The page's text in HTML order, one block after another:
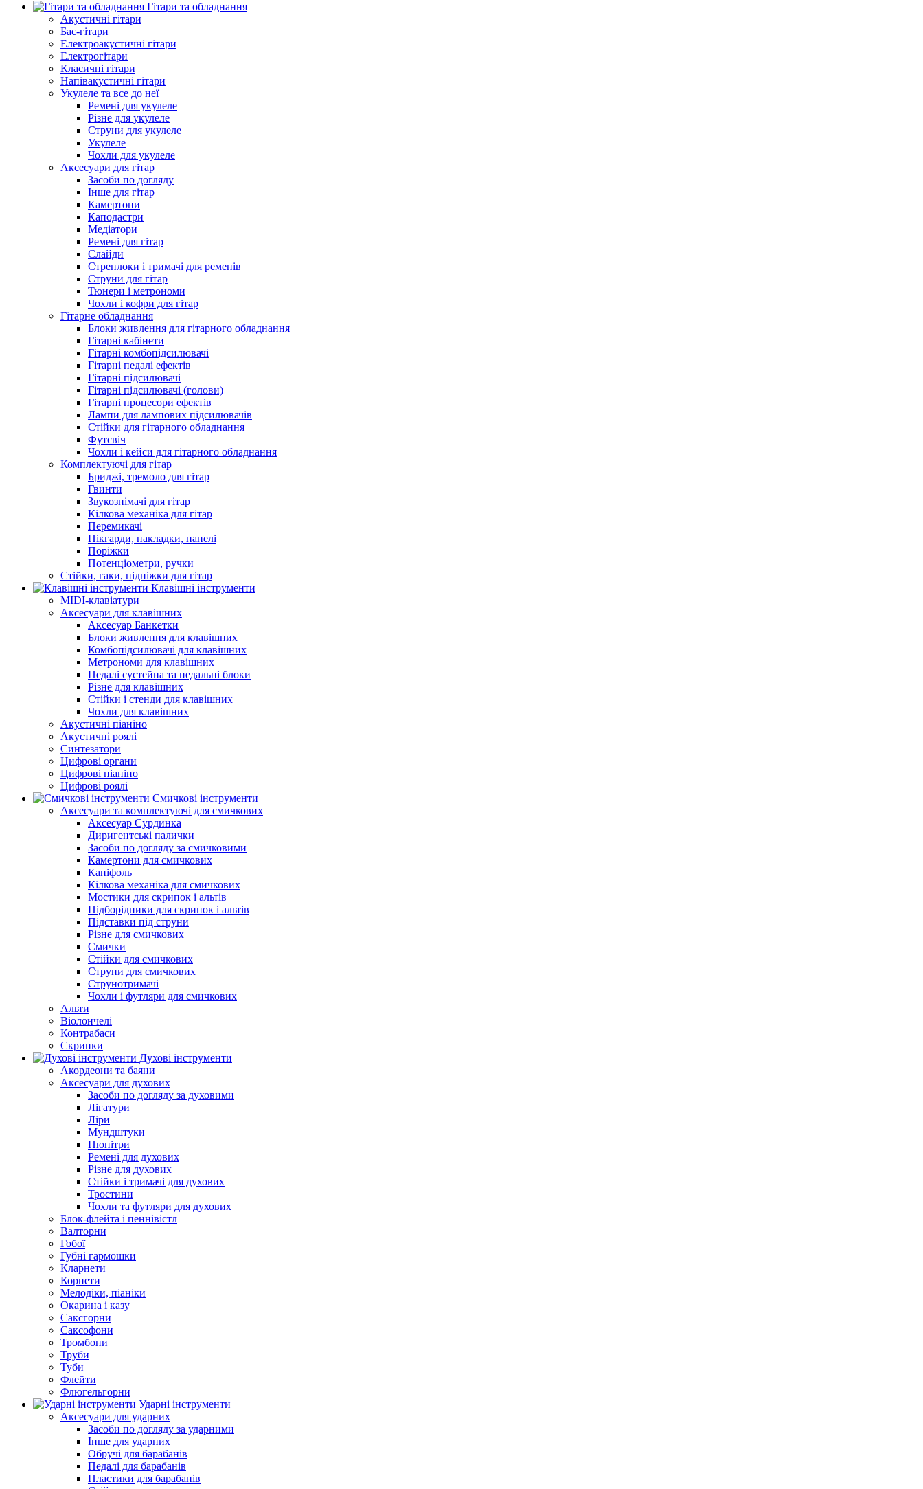
Гітари та обладнання
Акустичні гітари
Бас-гітари
Електроакустичні гітари
Електрогітари
Класичні гітари
Напівакустичні гітари
Укулеле та все до неї
Ремені для укулеле
Різне для укулеле
Струни для укулеле
Укулеле
Чохли для укулеле
Аксесуари для гітар
Засоби по догляду
Інше для гітар
Камертони
Каподастри
Медіатори
Ремені для гітар
Слайди
Стреплоки і тримачі для ременів
Струни для гітар
Тюнери і метрономи
Чохли і кофри для гітар
Гітарне обладнання
Блоки живлення для гітарного обладнання
Гітарні кабінети
Гітарні комбопідсилювачі
Гітарні педалі ефектів
Гітарні підсилювачі
Гітарні підсилювачі (голови)
Гітарні процесори ефектів
Лампи для лампових підсилювачів
Стійки для гітарного обладнання
Футсвіч
Чохли і кейси для гітарного обладнання
Комплектуючі для гітар
Бриджі, тремоло для гітар
Гвинти
Звукознімачі для гітар
Кілкова механіка для гітар
Перемикачі
Пікгарди, накладки, панелі
Поріжки
Потенціометри, ручки
Стійки, гаки, підніжки для гітар
Клавішні інструменти
MIDI-клавіатури
Аксесуари для клавішних
Аксесуар Банкетки
Блоки живлення для клавішних
Комбопідсилювачі для клавішних
Метрономи для клавішних
Педалі сустейна та педальні блоки
Різне для клавішних
Стійки і стенди для клавішних
Чохли для клавішних
Акустичні піаніно
Акустичні роялі
Синтезатори
Цифрові органи
Цифрові піаніно
Цифрові роялі
Смичкові інструменти
Аксесуари та комплектуючі для смичкових
Аксесуар Сурдинка
Диригентські палички
Засоби по догляду за смичковими
Камертони для смичкових
Каніфоль
Кілкова механіка для смичкових
Мостики для скрипок і альтів
Підборiдники для скрипок і альтів
Підставки під струни
Різне для смичкових
Смички
Стійки для смичкових
Струни для смичкових
Струнотримачі
Чохли і футляри для смичкових
Альти
Віолончелі
Контрабаси
Скрипки
Духові інструменти
Акордеони та баяни
Аксесуари для духових
Засоби по догляду за духовими
Лігатури
Ліри
Мундштуки
Пюпітри
Ремені для духових
Різне для духових
Стійки і тримачі для духових
Тростини
Чохли та футляри для духових
Блок-флейта і пеннівістл
Валторни
Гобої
Губні гармошки
Кларнети
Корнети
Мелодіки, піаніки
Окарина і казу
Саксгорни
Саксофони
Тромбони
Труби
Туби
Флейти
Флюгельгорни
Ударні інструменти
Аксесуари для ударних
Засоби по догляду за ударними
Інше для ударних
Обручі для барабанів
Педалі для барабанів
Пластики для барабанів